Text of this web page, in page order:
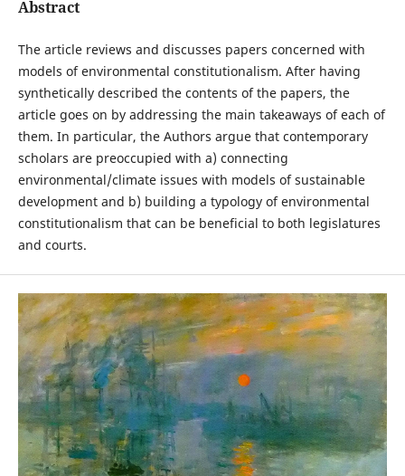
Abstract
The article reviews and discusses papers concerned with
models of environmental constitutionalism. After having
synthetically described the contents of the papers, the
article goes on by addressing the main takeaways of each of
them. In particular, the Authors argue that contemporary
scholars are preoccupied with a) connecting
environmental/climate issues with models of sustainable
development and b) building a typology of environmental
constitutionalism that can be beneficial to both legislatures
and courts.